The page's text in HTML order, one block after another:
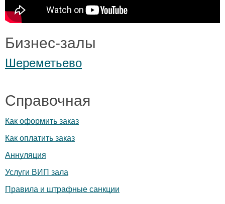
Бизнес-залы
Шереметьево
Справочная
Как оформить заказ
Как оплатить заказ
Аннуляция
Услуги ВИП зала
Правила и штрафные санкции